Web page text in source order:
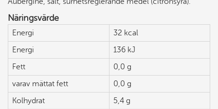
Näringsvärde
Energi
32 kcal
Energi
136 kJ
Fett
0,0 g
varav mättat fett
0,0 g
Kolhydrat
5,4 g